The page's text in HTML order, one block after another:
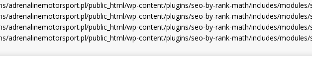
adrenalinemotorsport.pl/public_html/wp-content/plugins/seo-by-rank-math/includes/
adrenalinemotorsport.pl/public_html/wp-content/plugins/seo-by-rank-math/includes/
adrenalinemotorsport.pl/public_html/wp-content/plugins/seo-by-rank-math/includes/
adrenalinemotorsport.pl/public_html/wp-content/plugins/seo-by-rank-math/includes/